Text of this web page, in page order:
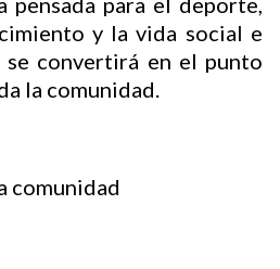
y la vida social e
convertirá en el punto
la comunidad.
comunidad